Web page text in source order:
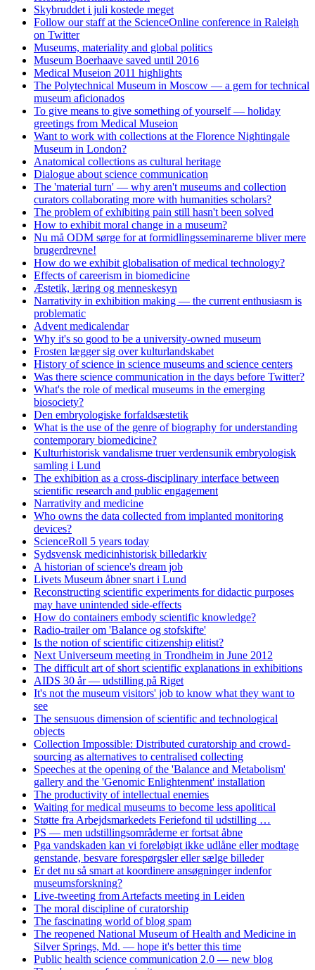
Skybruddet i juli kostede meget
Follow our staff at the ScienceOnline conference in Raleigh
on Twitter
Museums, materiality and global politics
Museum Boerhaave saved until 2016
Medical Museion 2011 highlights
The Polytechnical Museum in Moscow — a gem for technical
museum aficionados
To give means to give something of yourself — holiday
greetings from Medical Museion
Want to work with collections at the Florence Nightingale
Museum in London?
Anatomical collections as cultural heritage
Dialogue about science communication
The 'material turn' — why aren't museums and collection
curators collaborating more with humanities scholars?
The problem of exhibiting pain still hasn't been solved
How to exhibit moral change in a museum?
Nu må ODM sørge for at formidlingsseminarerne bliver mere
brugerdrevne!
How do we exhibit globalisation of medical technology?
Effects of careerism in biomedicine
Æstetik, læring og menneskesyn
Narrativity in exhibition making — the current enthusiasm is
problematic
Advent medicalendar
Why it's so good to be a university-owned museum
Frosten lægger sig over kulturlandskabet
History of science in science museums and science centers
Was there science communication in the days before Twitter?
What's the role of medical museums in the emerging
biosociety?
Den embryologiske forfaldsæstetik
What is the use of the genre of biography for understanding
contemporary biomedicine?
Kulturhistorisk vandalisme truer verdensunik embryologisk
samling i Lund
The exhibition as a cross-disciplinary interface between
scientific research and public engagement
Narrativity and medicine
Who owns the data collected from implanted monitoring
devices?
ScienceRoll 5 years today
Sydsvensk medicinhistorisk billedarkiv
A historian of science's dream job
Livets Museum åbner snart i Lund
Reconstructing scientific experiments for didactic purposes
may have unintended side-effects
How do containers embody scientific knowledge?
Radio-trailer om 'Balance og stofskifte'
Is the notion of scientific citizenship elitist?
Next Universeum meeting in Trondheim in June 2012
The difficult art of short scientific explanations in exhibitions
AIDS 30 år — udstilling på Riget
It's not the museum visitors' job to know what they want to
see
The sensuous dimension of scientific and technological
objects
Collection Impossible: Distributed curatorship and crowd-
sourcing as alternatives to centralised collecting
Speeches at the opening of the 'Balance and Metabolism'
gallery and the 'Genomic Enlightenment' installation
The productivity of intellectual enemies
Waiting for medical museums to become less apolitical
Støtte fra Arbejdsmarkedets Feriefond til udstilling …
PS — men udstillingsområderne er fortsat åbne
Pga vandskaden kan vi foreløbigt ikke udlåne eller modtage
genstande, besvare forespørgsler eller sælge billeder
Er det nu så smart at koordinere ansøgninger indenfor
museumsforskning?
Live-tweeting from Artefacts meeting in Leiden
The moral discipline of curatorship
The fascinating world of blog spam
The reopened National Museum of Health and Medicine in
Silver Springs, Md. — hope it's better this time
Public health science communication 2.0 — new blog